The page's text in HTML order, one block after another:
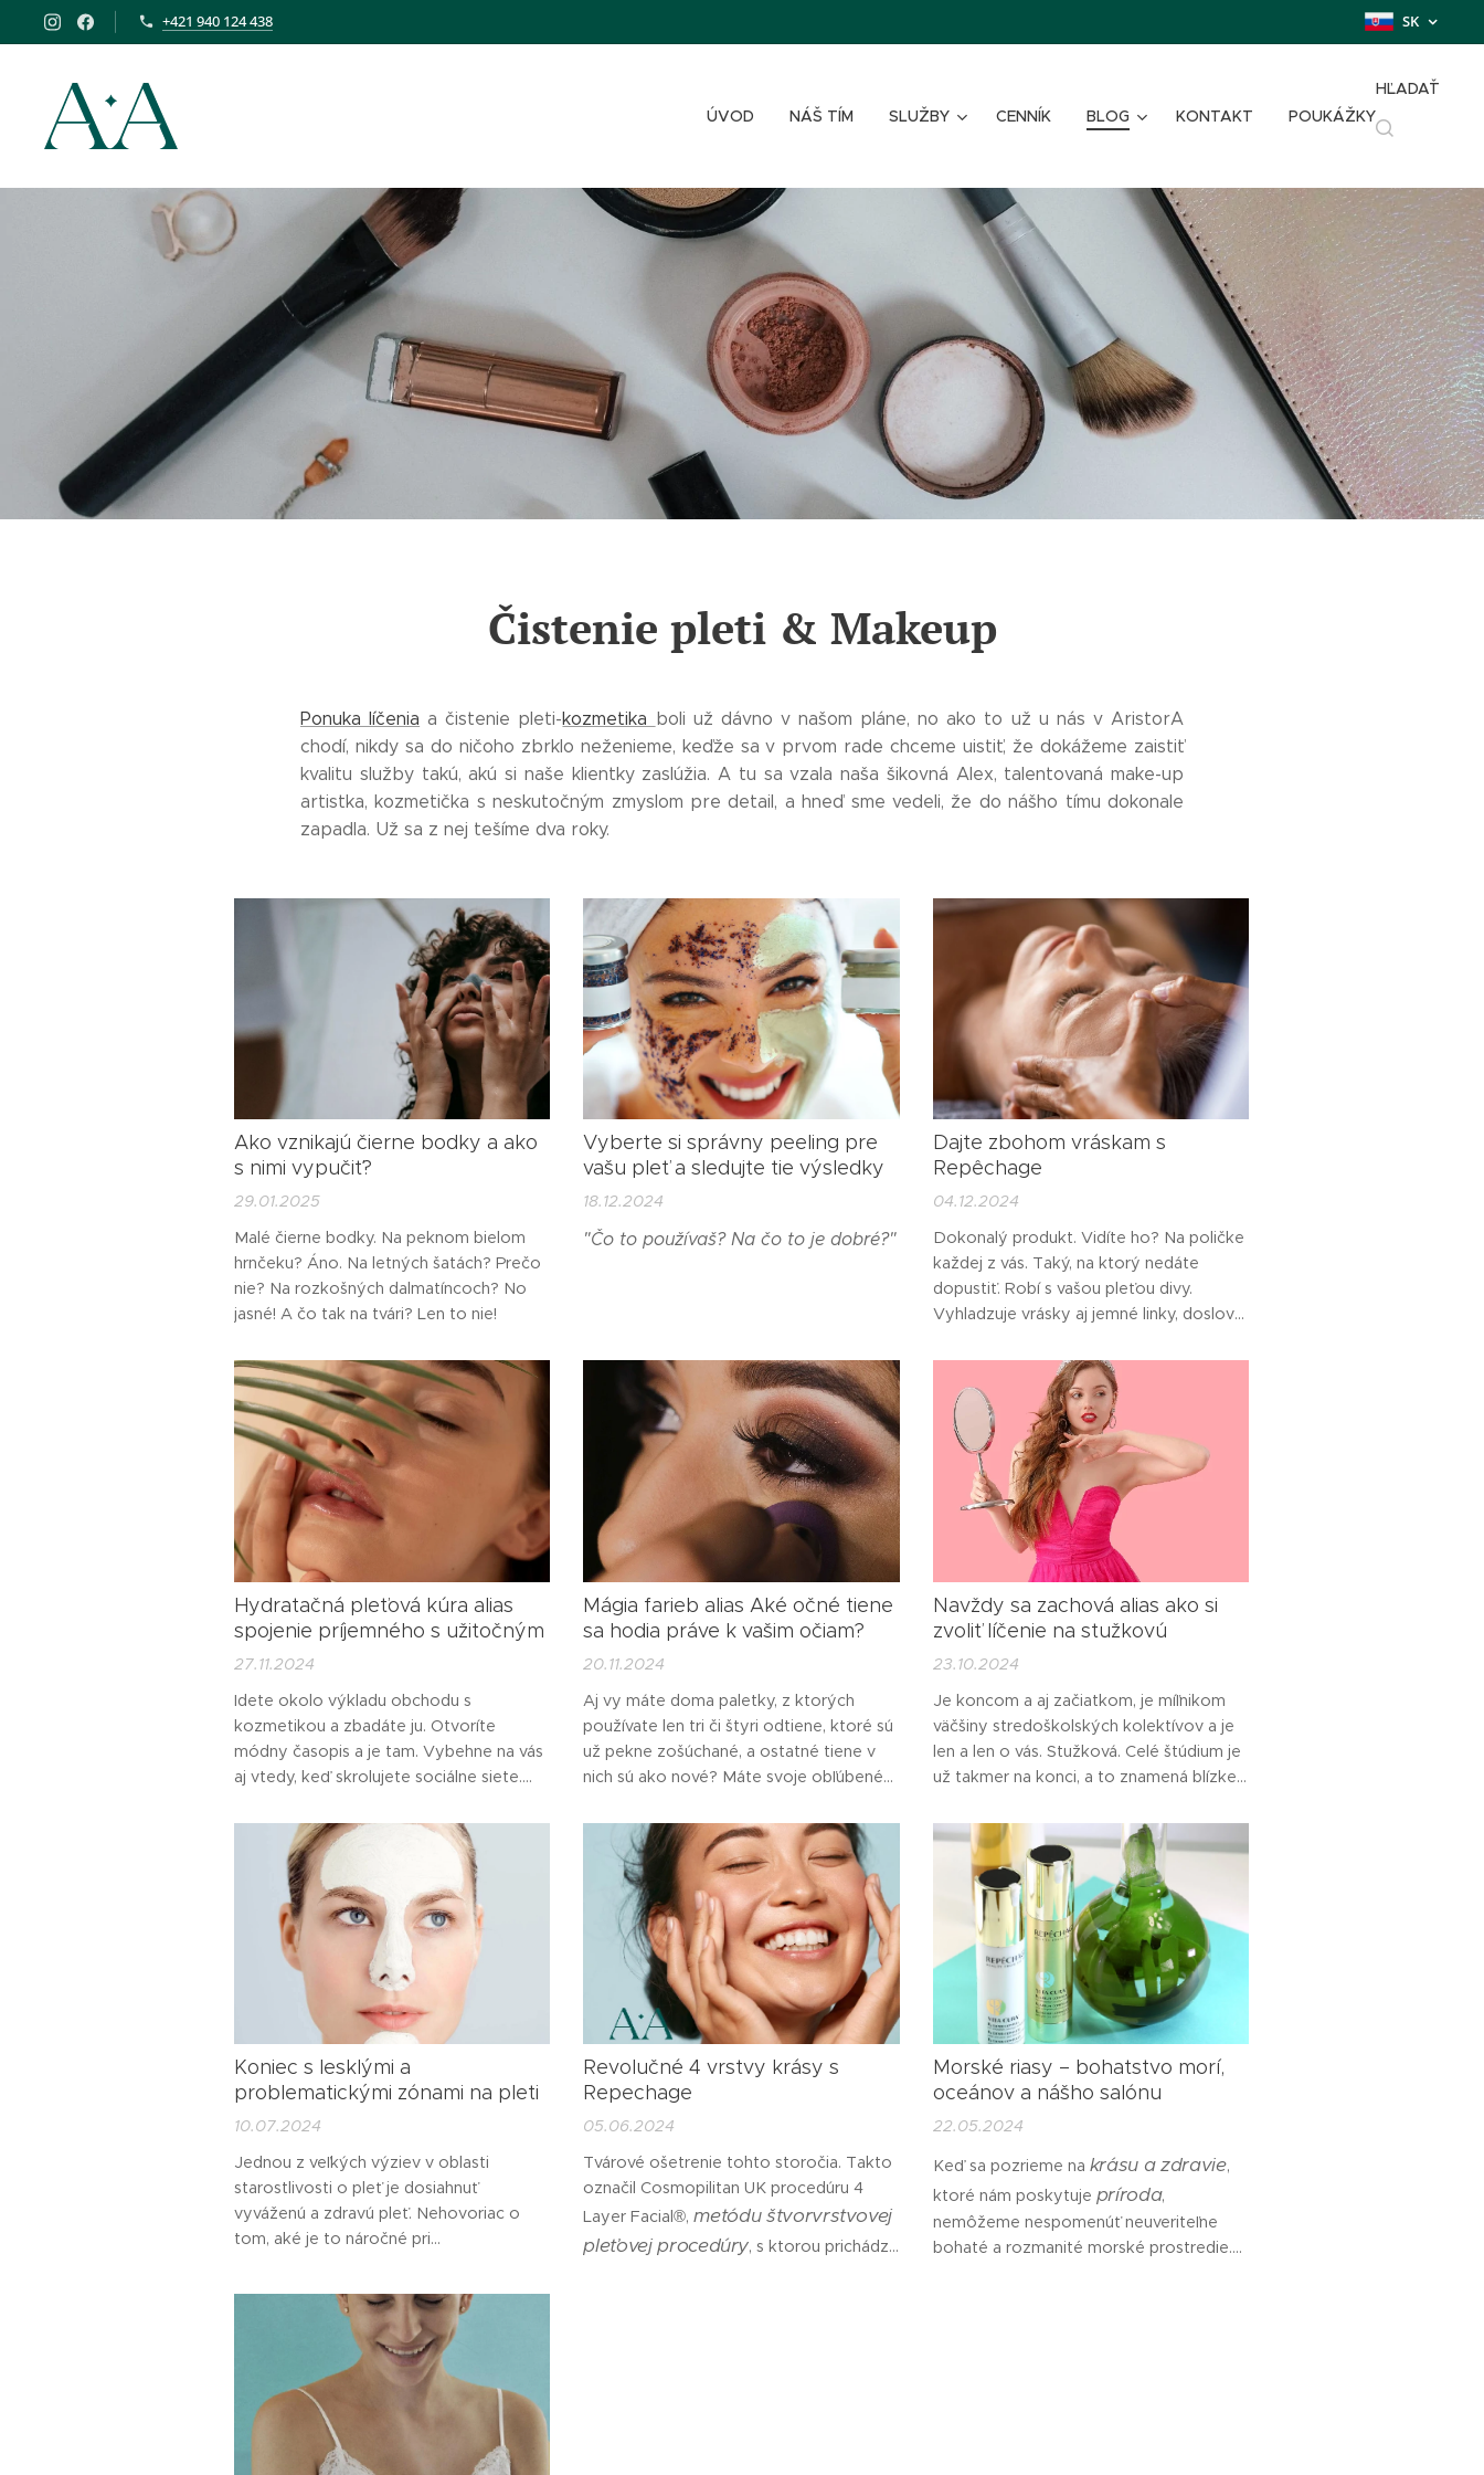
+421 940 124 438 SK
ÚVOD NÁŠ TÍM SLUŽBY CENNÍK BLOG KONTAKT POUKÁŽKY
HĽADAŤ
Čistenie pleti & Makeup
Ponuka líčenia a čistenie pleti-kozmetika boli už dávno v našom pláne, no ako to už u nás v AristorA
chodí, nikdy sa do ničoho zbrklo neženieme, keďže sa v prvom rade chceme uistiť, že dokážeme zaistiť
kvalitu služby takú, akú si naše klientky zaslúžia. A tu sa vzala naša šikovná Alex, talentovaná make-up
artistka, kozmetička s neskutočným zmyslom pre detail, a hneď sme vedeli, že do nášho tímu dokonale
zapadla. Už sa z nej tešíme dva roky.
Ako vznikajú čierne bodky a ako
s nimi vypučiť?
29.01.2025
Malé čierne bodky. Na peknom bielom
hrnčeku? Áno. Na letných šatách? Prečo
nie? Na rozkošných dalmatíncoch? No
jasné! A čo tak na tvári? Len to nie!
Vyberte si správny peeling pre
vašu pleť a sledujte tie výsledky
18.12.2024
"Čo to používaš? Na čo to je dobré?"
Dajte zbohom vráskam s
Repêchage
04.12.2024
Dokonalý produkt. Vidíte ho? Na poličke
každej z vás. Taký, na ktorý nedáte
dopustiť. Robí s vašou pleťou divy.
Vyhladzuje vrásky aj jemné linky, doslova
cítite, že je to pre vašu pleť to pravé.
Priateľka vám pochváli jemnú, zdravo
vyzerajúcu a rozžiarenú pleť a vy viete,
že za to môže on. Ten dokonalý...
Hydratačná pleťová kúra alias
spojenie príjemného s užitočným
27.11.2024
Idete okolo výkladu obchodu s
kozmetikou a zbadáte ju. Otvoríte
módny časopis a je tam. Vybehne na vás
aj vtedy, keď skrolujete sociálne siete.
jej pleť je vždy taká... wau. Vidíte to teraz
pred očami?
Mágia farieb alias Aké očné tiene
sa hodia práve k vašim očiam?
20.11.2024
Aj vy máte doma paletky, z ktorých
používate len tri či štyri odtiene, ktoré sú
už pekne zošúchané, a ostatné tiene v
nich sú ako nové? Máte svoje obľúbené
ktoré nedáte dopustiť? Možno ste si ich
vybrali vedome a možno vás to k nim
ťahá podvedome, pretože sa k vašim
očiam hodia podľa...
Navždy sa zachová alias ako si
zvoliť líčenie na stužkovú
23.10.2024
Je koncom a aj začiatkom, je míľnikom
väčšiny stredoškolských kolektívov a je
len a len o vás. Stužková. Celé štúdium je
už takmer na konci, a to znamená blízke
plný smiechu, tanca, priateľských objatí a
nostalgie je teda úplne na mieste. Večer,
keď chlapci nahodia obleky a...dievčatá
zmenené šatami na...
Koniec s lesklými a
problematickými zónami na pleti
10.07.2024
Jednou z veľkých výziev v oblasti
starostlivosti o pleť je dosiahnuť
vyváženú a zdravú pleť. Nehovoriac o
tom, aké je to náročné pri
iný. Na jednej strane potrebujete zvládnuť
mastnú T-zónu, zatiaľ čo zvyšok tváre
môže byť suchý. Nová kolekcia T-Zone
Balance od našej milovanej značky
Repechage
vám ponúka...
Revolučné 4 vrstvy krásy s
Repechage
05.06.2024
Tvárové ošetrenie tohto storočia. Takto
označil Cosmopilitan UK procedúru 4
Layer Facial®,metódu štvorvrstvovej
pleťovej procedúry, s ktorou prichádza
Morské riasy – bohatstvo morí,
oceánov a nášho salónu
22.05.2024
Keď sa pozrieme na krásu a zdravie,
ktoré nám poskytuje príroda,
nemôžeme nespomenúť neuveriteľne
bohaté a rozmanité morské prostredie.